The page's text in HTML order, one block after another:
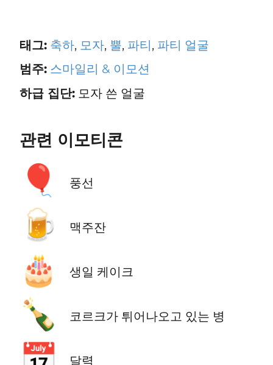
태그: 축하, 모자, 뿔, 파티, 파티 얼굴
범주: 스마일리 & 이모션
하급 집단:모자 쓴 얼굴
관련 이모티콘
🎈 풍선
🍺 맥주잔
🎂 생일 케이크
🍾 코르크가 튀어나오고 있는 병
달력